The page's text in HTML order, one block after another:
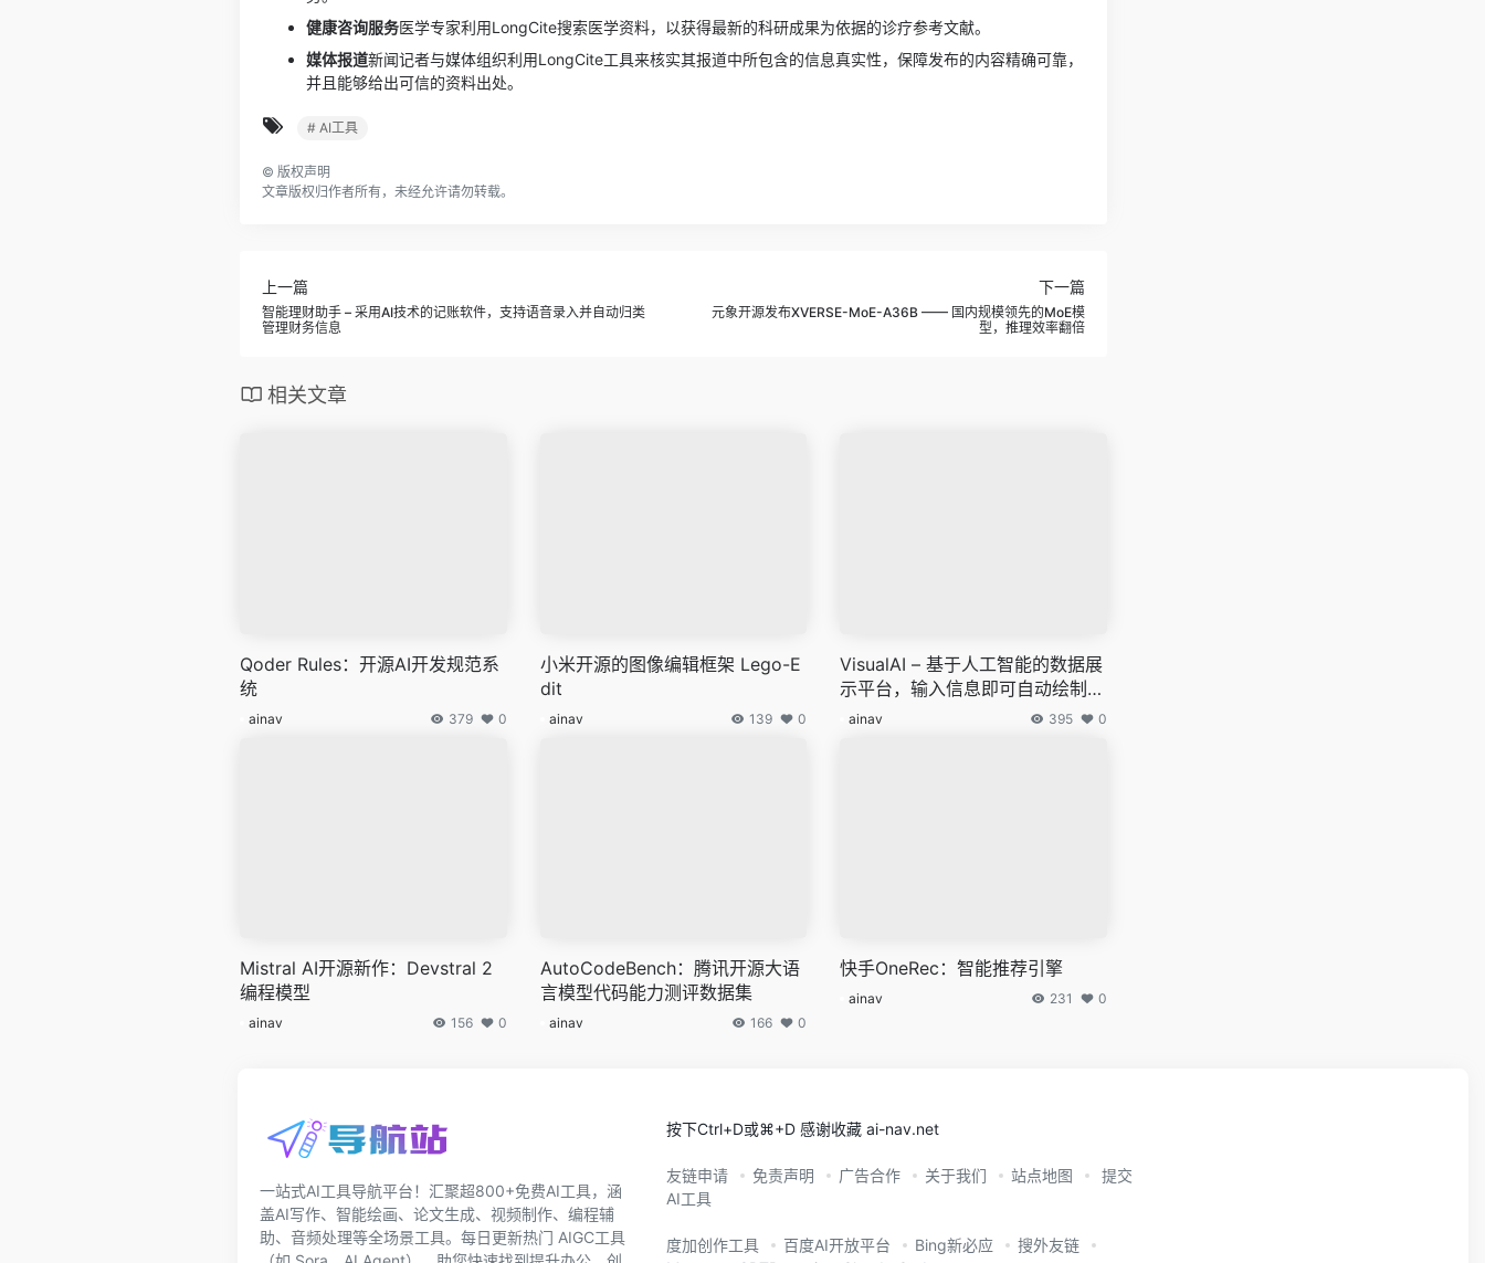
健康咨询服务医学专家利用LongCite搜索医学资料，以获得最新的科研成果为依据的诊疗参考文献。
媒体报道新闻记者与媒体组织利用LongCite工具来核实其报道中所包含的信息真实性，保障发布的内容精确可靠，
并且能够给出可信的资料出处。
# AI工具
© 版权声明
文章版权归作者所有，未经允许请勿转载。
上一篇
智能理财助手 – 采用AI技术的记账软件，支持语音录入并自动归类
管理财务信息
下一篇
元象开源发布XVERSE-MoE-A36B —— 国内规模领先的MoE模
型，推理效率翻倍
相关文章
Qoder Rules：开源AI开发规范系
统
ainav 379 0
小米开源的图像编辑框架 Lego-E
dit
ainav 139 0
VisualAI – 基于人工智能的数据展
示平台，输入信息即可自动绘制图
形
ainav 395 0
Mistral AI开源新作：Devstral 2
编程模型
ainav 156 0
AutoCodeBench：腾讯开源大语
言模型代码能力测评数据集
ainav 166 0
快手OneRec：智能推荐引擎
ainav 231 0
一站式AI工具导航平台！汇聚超800+免费AI工具，涵
盖AI写作、智能绘画、论文生成、视频制作、编程辅
助、音频处理等全场景工具。每日更新热门 AIGC工具
按下Ctrl+D或⌘+D 感谢收藏 ai-nav.net
友链申请 免责声明 广告合作 关于我们 站点地图
提交
AI工具
度加创作工具 百度AI开放平台 Bing新必应
搜外友链